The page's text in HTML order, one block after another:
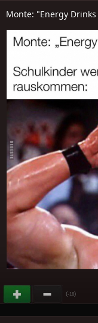
Monte: "Energy
(-18)